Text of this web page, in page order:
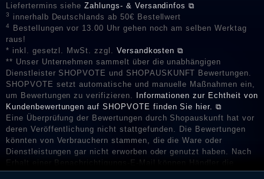
Liefertermins sieheZahlungs- & Versandinfos ⧉
3 innerhalb Deutschlands ab 50€ Bestellwert
4
Bestellungen vor 13.00 Uhr gehen noch am selben Werktag
raus!
* inkl. gesetzl. MwSt. zzgl. Versandkosten ⧉
** Unser Unternehmen sammelt über die unabhängigen
Dienstleister SHOPVOTE und SHOPAUSKUNFT Bewertungen.
SHOPVOTE setzt automatische und manuelle Maßnahmen ein,
um Bewertungen zu verifizieren.
Informationen zur Echtheit von
Kundenbewertungen auf SHOPVOTE finden Sie hier. ⧉
Eine Überprüfung der Bewertungen durch Shopauskunft hat vor
deren Veröffentlichung nicht stattgefunden. Die Bewertungen
könnten von Verbrauchern stammen, die die Ware oder
Dienstleistungen gar nicht erworben oder genutzt haben. Nach
Erhalt einer Benachrichtigungs-E-Mail können Händler die
Bewertungen verifizieren und über die erfolgte Verifizierung im